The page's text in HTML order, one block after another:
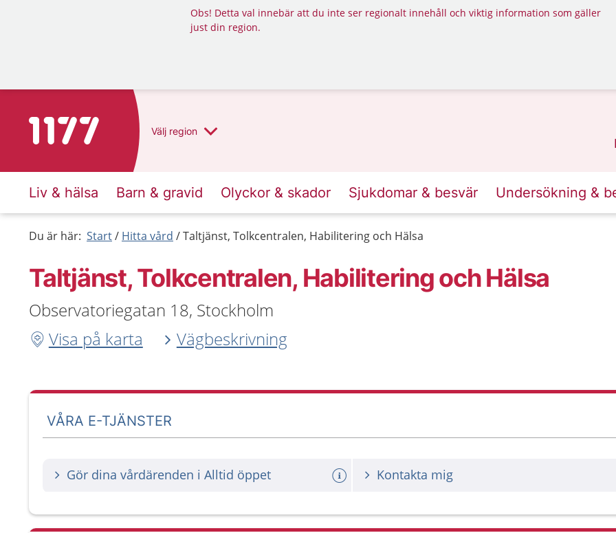
Obs! Detta val innebär att du inte ser regionalt innehåll och viktig information som gäller
just din region.
Till startsidan för 1177 Välj region
Liv & hälsa Barn & gravid Olyckor & skador Sjukdomar & besvär Undersökning &
Du är här: Start Hitta vård Taltjänst, Tolkcentralen, Habilitering och Hälsa
Taltjänst, Tolkcentralen, Habilitering och Hälsa
Observatoriegatan 18, Stockholm
Visa på karta
Vägbeskrivning
VÅRA E-TJÄNSTER
Gör dina vårdärenden i Alltid öppet Kontakta mig